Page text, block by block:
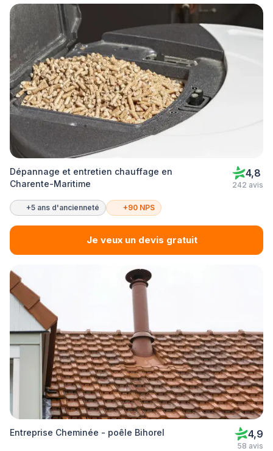
Dépannage et entretien chauffage en
Charente-Maritime
4,8
242 avis
+5 ans d'ancienneté +90 NPS
Je veux un devis gratuit
Entreprise Cheminée - poêle Bihorel 4,9
58 avis